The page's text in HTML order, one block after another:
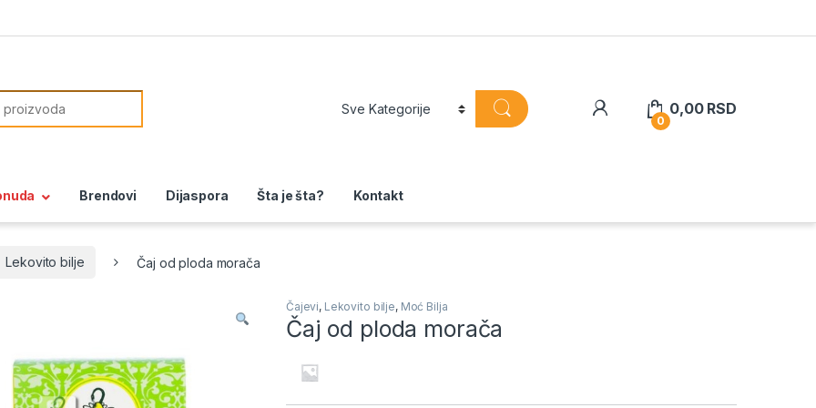
0
0,00 RSD
Brendovi Dijaspora Šta je šta? Kontakt
Lekovito bilje Čaj od ploda morača
Čajevi, Lekovito bilje, Moć Bilja
Čaj od ploda morača